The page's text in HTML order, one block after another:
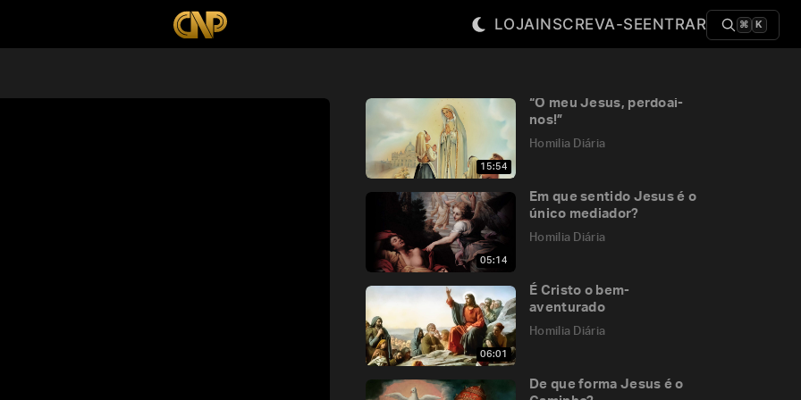
LOJAINSCREVA-SEENTRAR ⌘ K
15:54
“Ó meu Jesus, perdoai-
nos!”
Homilia Diária
05:14
Em que sentido Jesus é o
único mediador?
Homilia Diária
06:01
É Cristo o bem-
aventurado
Homilia Diária
De que forma Jesus é o